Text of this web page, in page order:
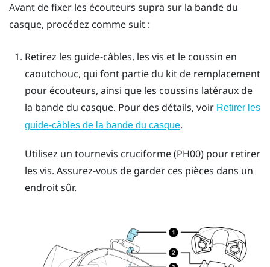
Avant de fixer les écouteurs supra sur la bande du
casque, procédez comme suit :
Retirez les guide-câbles, les vis et le coussin en
caoutchouc, qui font partie du kit de remplacement
pour écouteurs, ainsi que les coussins latéraux de
la bande du casque. Pour des détails, voir Retirer les
guide-câbles de la bande du casque.
Utilisez un tournevis cruciforme (PH00) pour retirer
les vis. Assurez-vous de garder ces pièces dans un
endroit sûr.